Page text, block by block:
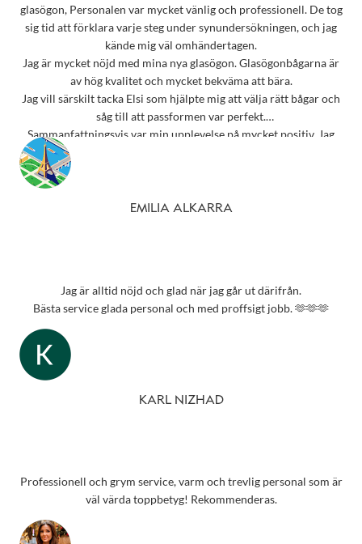
glasögon, Personalen var mycket vänlig och professionell. De tog
sig tid att förklara varje steg under synundersökningen, och jag
kände mig väl omhändertagen.
Jag är mycket nöjd med mina nya glasögon. Glasögonbågarna är
av hög kvalitet och mycket bekväma att bära.
Jag vill särskilt tacka Elsi som hjälpte mig att välja rätt bågar och
såg till att passformen var perfekt.
Sammanfattningsvis var min upplevelse på mycket positiv. Jag
rekommenderar starkt detta ställe till alla som behöver
EMILIA ALKARRA
Jag är alltid nöjd och glad när jag går ut därifrån.
Bästa service glada personal och med proffsigt jobb. 🫶🫶🫶
KARL NIZHAD
Professionell och grym service, varm och trevlig personal som är
väl värda toppbetyg! Rekommenderas.